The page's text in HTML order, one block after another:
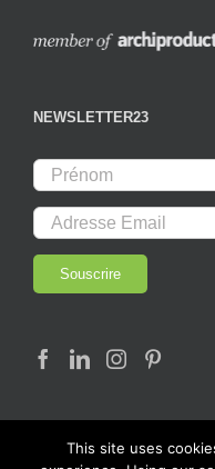
NEWSLETTER23
This site uses